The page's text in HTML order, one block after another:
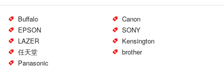
Buffalo
Canon
EPSON
SONY
LAZER
Kensington
任天堂
brother
Panasonic